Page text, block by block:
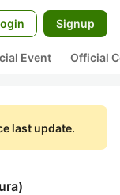
Signup
Event Official
last update.
)